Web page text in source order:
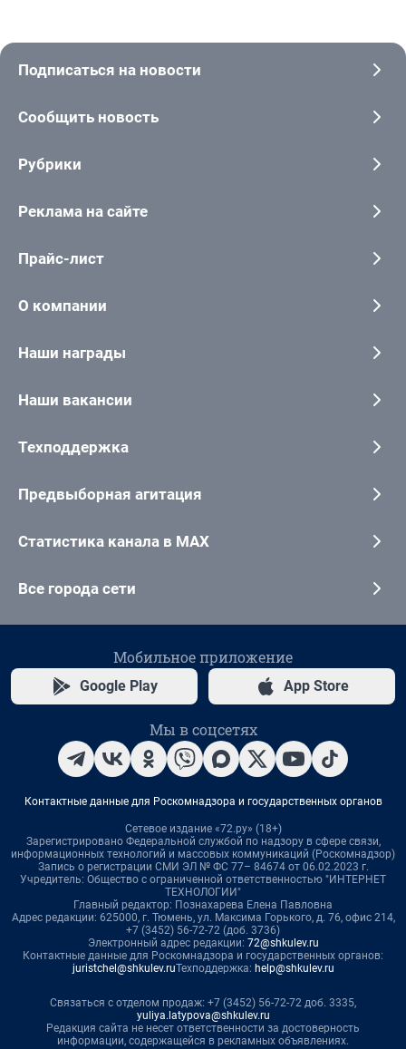
Подписаться на новости
Сообщить новость
Рубрики
Реклама на сайте
Прайс-лист
О компании
Наши награды
Наши вакансии
Техподдержка
Предвыборная агитация
Статистика канала в MAX
Все города сети
Мобильное приложение
Google Play App Store
Мы в соцсетях
Контактные данные для Роскомнадзора и государственных органов
Сетевое издание «72.ру» (18+)
Зарегистрировано Федеральной службой по надзору в сфере связи,
информационных технологий и массовых коммуникаций (Роскомнадзор)
Запись о регистрации СМИ ЭЛ № ФС 77– 84674 от 06.02.2023 г.
Учредитель: Общество с ограниченной ответственностью "ИНТЕРНЕТ
ТЕХНОЛОГИИ"
Главный редактор: Познахарева Елена Павловна
Адрес редакции: 625000, г. Тюмень, ул. Максима Горького, д. 76, офис 214,
+7 (3452) 56-72-72 (доб. 3736)
Электронный адрес редакции: 72@shkulev.ru
Контактные данные для Роскомнадзора и государственных органов:
juristchel@shkulev.ruТехподдержка: help@shkulev.ru
Связаться с отделом продаж: +7 (3452) 56-72-72 доб. 3335,
yuliya.latypova@shkulev.ru
Редакция сайта не несет ответственности за достоверность
информации, содержащейся в рекламных объявлениях.